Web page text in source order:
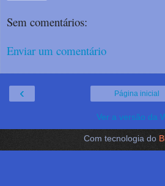
Sem comentários:
Enviar um comentário
‹ Página inicial
Ver a versão da
Com tecnologia do